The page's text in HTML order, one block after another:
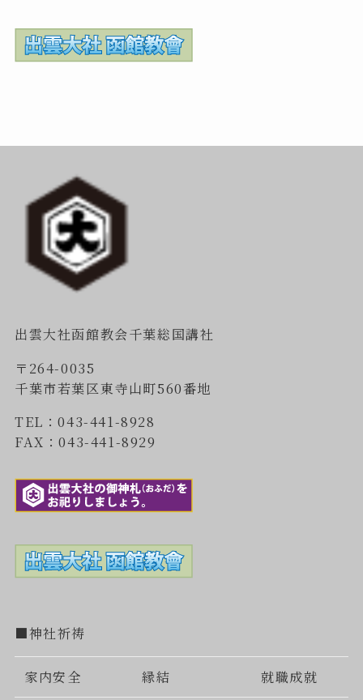
出雲大社函館教会千葉総国講社
〒264-0035
千葉市若葉区東寺山町560番地
TEL：043-441-8928
FAX：043-441-8929
■神社祈祷
家内安全 縁結 就職成就